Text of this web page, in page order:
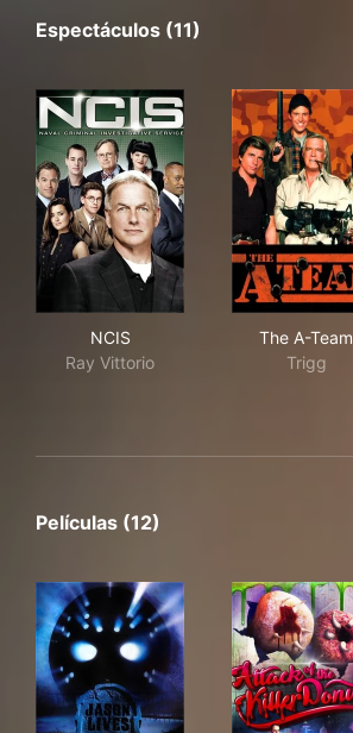
Espectáculos (11)
NCIS
Ray Vittorio
The A-Team
Trigg
Películas (12)